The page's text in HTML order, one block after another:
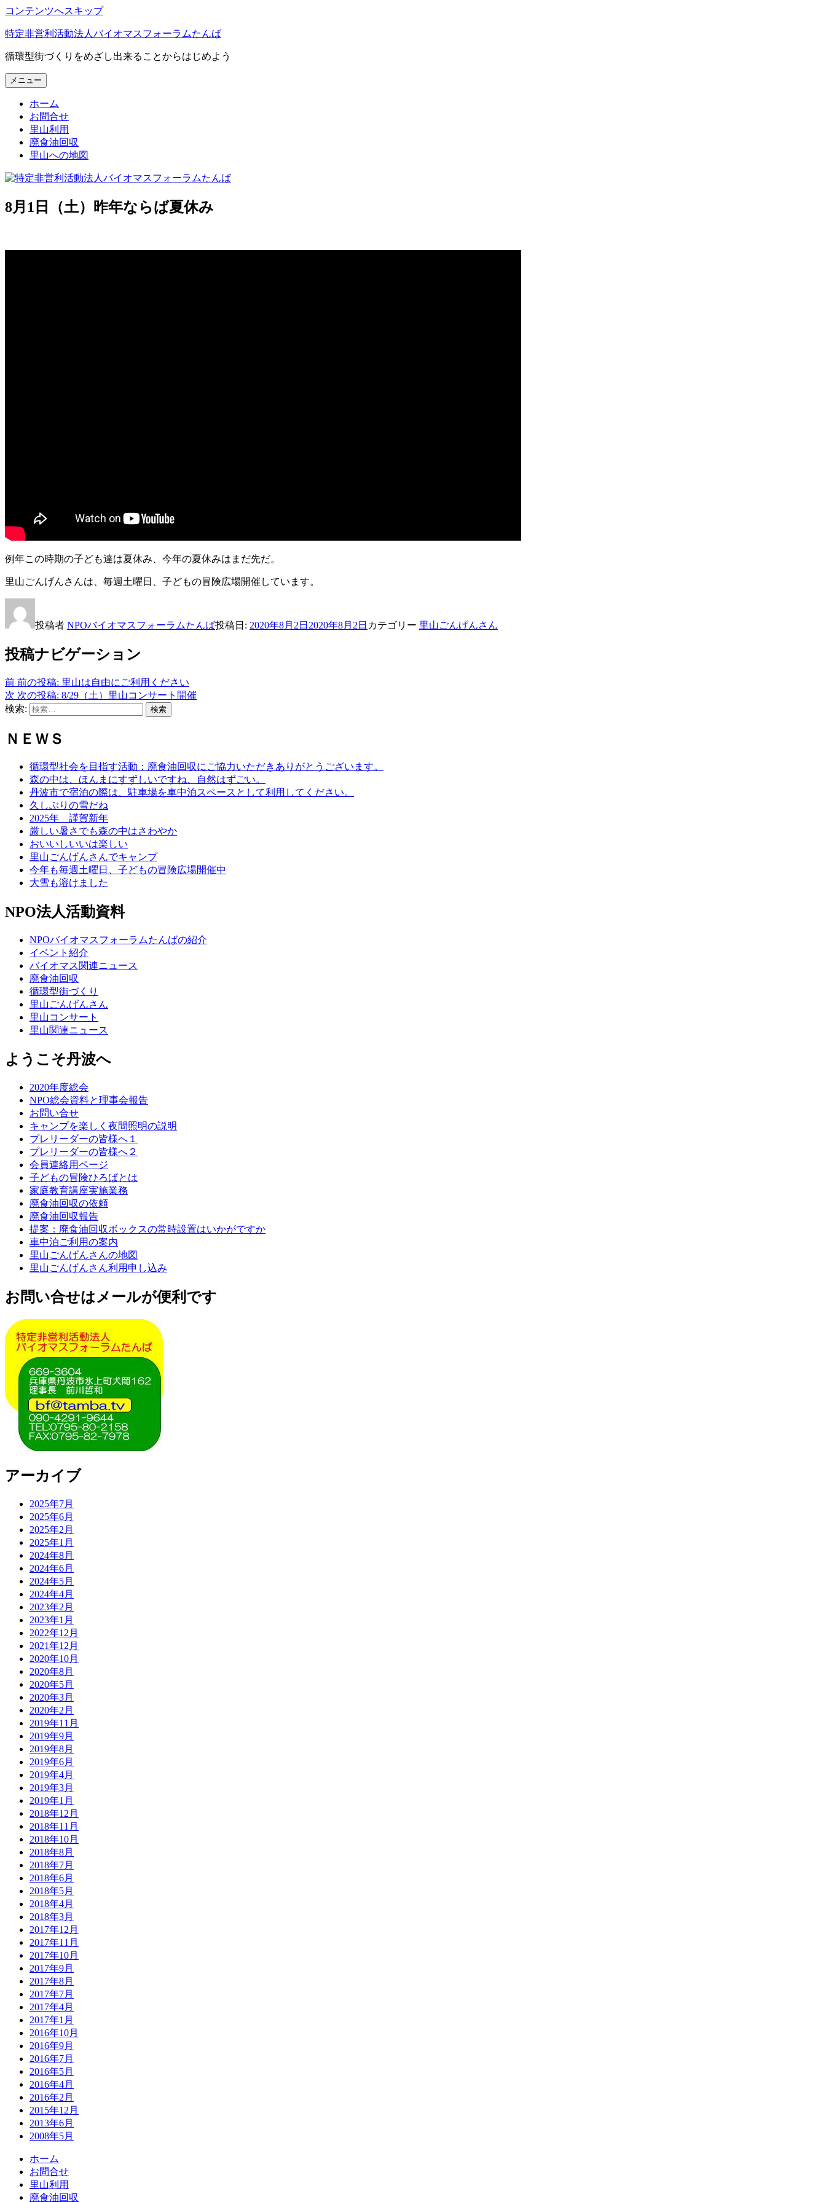
コンテンツへスキップ
特定非営利活動法人バイオマスフォーラムたんば
循環型街づくりをめざし出来ることからはじめよう
メニュー
ホーム
お問合せ
里山利用
廃食油回収
里山への地図
8月1日（土）昨年ならば夏休み
例年この時期の子ども達は夏休み、今年の夏休みはまだ先だ。
里山ごんげんさんは、毎週土曜日、子どもの冒険広場開催しています。
投稿者 NPOバイオマスフォーラムたんば投稿日: 2020年8月2日 2020年8月2日 カテゴリー 里山ごんげんさん
投稿ナビゲーション
前 前の投稿: 里山は自由にご利用ください
次 次の投稿: 8/29（土）里山コンサート開催
検索:
検索
ＮＥＷＳ
循環型社会を目指す活動：廃食油回収にご協力いただきありがとうございます。
森の中は、ほんまにすずしいですね、自然はずごい。
丹波市で宿泊の際は、駐車場を車中泊スペースとして利用してください。
久しぶりの雪だね
2025年 謹賀新年
厳しい暑さでも森の中はさわやか
おいいしいいは楽しい
里山ごんげんさんでキャンプ
今年も毎週土曜日、子どもの冒険広場開催中
大雪も溶けました
NPO法人活動資料
NPOバイオマスフォーラムたんばの紹介
イベント紹介
バイオマス関連ニュース
廃食油回収
循環型街づくり
里山ごんげんさん
里山コンサート
里山関連ニュース
ようこそ丹波へ
2020年度総会
NPO総会資料と理事会報告
お問い合せ
キャンプを楽しく夜間照明の説明
プレリーダーの皆様へ１
プレリーダーの皆様へ２
会員連絡用ページ
子どもの冒険ひろばとは
家庭教育講座実施業務
廃食油回収の依頼
廃食油回収報告
提案：廃食油回収ボックスの常時設置はいかがですか
車中泊ご利用の案内
里山ごんげんさんの地図
里山ごんげんさん利用申し込み
お問い合せはメールが便利です
アーカイブ
2025年7月
2025年6月
2025年2月
2025年1月
2024年8月
2024年6月
2024年5月
2024年4月
2023年2月
2023年1月
2022年12月
2021年12月
2020年10月
2020年8月
2020年5月
2020年3月
2020年2月
2019年11月
2019年9月
2019年8月
2019年6月
2019年4月
2019年3月
2019年1月
2018年12月
2018年11月
2018年10月
2018年8月
2018年7月
2018年6月
2018年5月
2018年4月
2018年3月
2017年12月
2017年11月
2017年10月
2017年9月
2017年8月
2017年7月
2017年4月
2017年1月
2016年10月
2016年9月
2016年7月
2016年5月
2016年4月
2016年2月
2015年12月
2013年6月
2008年5月
ホーム
お問合せ
里山利用
廃食油回収